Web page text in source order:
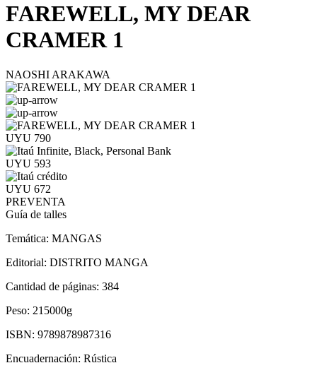
FAREWELL, MY DEAR
CRAMER 1
NAOSHI ARAKAWA
UYU 790
UYU 593
UYU 672
PREVENTA
Guía de talles
Temática: MANGAS
Editorial: DISTRITO MANGA
Cantidad de páginas: 384
Peso: 215000g
ISBN: 9789878987316
Encuadernación: Rústica